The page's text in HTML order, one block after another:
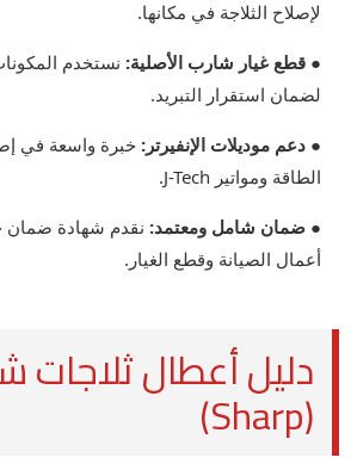
لإصلاح الثلاجة في مكانها.
● قطع غيار شارب الأصلية: نستخدم المكونات
لضمان استقرار التبريد.
● دعم موديلات الإنفيرتر: خبرة واسعة في
الطاقة ومواتير J-Tech.
● ضمان شامل ومعتمد: نقدم شهادة ضمان
أعمال الصيانة وقطع الغيار.
دليل أعطال ثلاجات
(Sharp)